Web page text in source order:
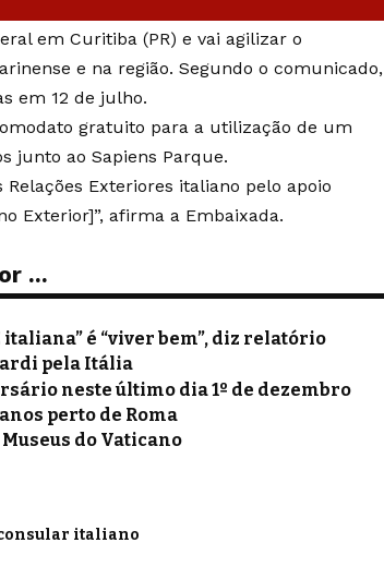
em Curitiba (PR) e vai agilizar o
e na região. Segundo o comunicado,
em 12 de julho.
gratuito para a utilização de um
junto ao Sapiens Parque.
Exteriores italiano pelo apoio
Exterior]”, afirma a Embaixada.
...
italiana” é “viver bem”, diz relatório
pela Itália
neste último dia 1º de dezembro
perto de Roma
do Vaticano
italiano